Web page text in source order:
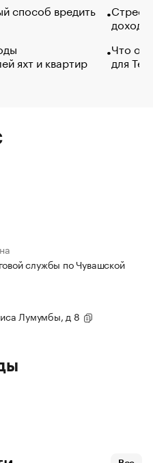
способ вредить
яхт и квартир
Что
для
службы по Чувашской
Лумумбы, д 8